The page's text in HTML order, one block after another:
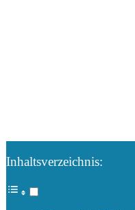
Inhaltsverzeichnis: